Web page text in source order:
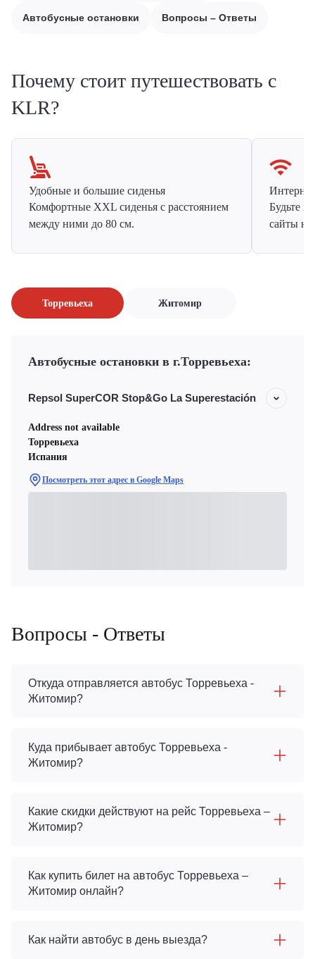
Автобусные остановки Вопросы – Ответы
Почему стоит путешествовать с
KLR?
Удобные и большие сиденья
Комфортные XXL сиденья с расстоянием
между ними до 80 см.
Будьте
сайты на
Торревьеха Житомир
Автобусные остановки в г.Торревьеха:
Repsol SuperCOR Stop&Go La Superestación
Address not available
Торревьеха
Испания
Посмотреть этот адрес в Google Maps
Вопросы - Ответы
Откуда отправляется автобус Торревьеха -
Житомир?
Куда прибывает автобус Торревьеха -
Житомир?
Какие скидки действуют на рейс Торревьеха –
Житомир?
Как купить билет на автобус Торревьеха –
Житомир онлайн?
Как найти автобус в день выезда?